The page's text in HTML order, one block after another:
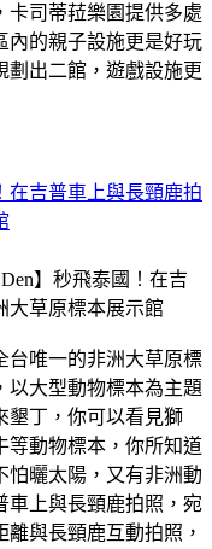
卡司蒂菈樂園提供多處
內的親子設施更是好玩
劃出二館，遊戲設施更
在吉普車上與長頸鹿拍
台唯一的非洲大草原標
以大型動物標本為主題
墾丁，你可以看見獅
等動物標本，你所知道
怕曬太陽，又有非洲動
車上與長頸鹿拍照，宛
離與長頸鹿互動拍照，